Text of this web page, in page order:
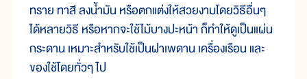
ทราย ทาสี ลงน้ำมัน หรือตกแต่งให้สวยงามโดยวิธีอื่นๆ
ได้หลายวิธี หรือหากจะใช้ไม้บางปะหน้า ก็ทำให้ดูเป็นแผ่น
กระดาน เหมาะสำหรับใช้เป็นฝาเพดาน เครื่องเรือน และ
ของใช้โดยทั่วๆ ไป